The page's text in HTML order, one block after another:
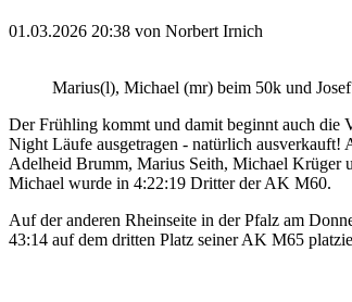
01.03.2026 20:38 von Norbert Irnich
Marius(l), Michael (mr) beim 50k und
Der Frühling kommt und damit beginnt auch die
Night Läufe ausgetragen - natürlich
Adelheid Brumm, Marius Seith, Michael
Michael wurde in 4:22:19 Dritter der AK M60.
Auf der anderen Rheinseite in der Pfalz am
43:14 auf dem dritten Platz seiner AK M65